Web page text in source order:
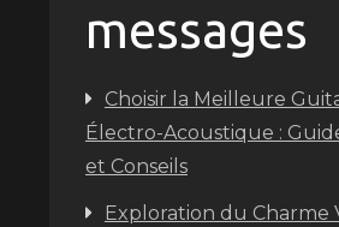
messages
Choisir la Meilleure
Électro-Acoustique :
et Conseils
Exploration du Charme